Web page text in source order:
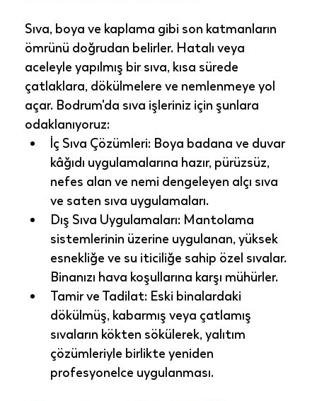
Sıva, boya ve kaplama gibi son katmanların
ömrünü doğrudan belirler. Hatalı veya
aceleyle yapılmış bir sıva, kısa sürede
çatlaklara, dökülmelere ve nemlenmeye yol
açar. Bodrum'da sıva işleriniz için şunlara
odaklanıyoruz:
İç Sıva Çözümleri: Boya badana ve duvar
kâğıdı uygulamalarına hazır, pürüzsüz,
nefes alan ve nemi dengeleyen alçı sıva
ve saten sıva uygulamaları.
Dış Sıva Uygulamaları: Mantolama
sistemlerinin üzerine uygulanan, yüksek
esnekliğe ve su iticiliğe sahip özel sıvalar.
Binanızı hava koşullarına karşı mühürler.
Tamir ve Tadilat: Eski binalardaki
dökülmüş, kabarmış veya çatlamış
sıvaların kökten sökülerek, yalıtım
çözümleriyle birlikte yeniden
profesyonelce uygulanması.